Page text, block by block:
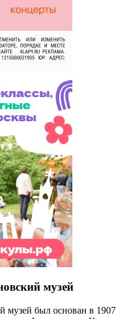
музей
музей был основан в 1907